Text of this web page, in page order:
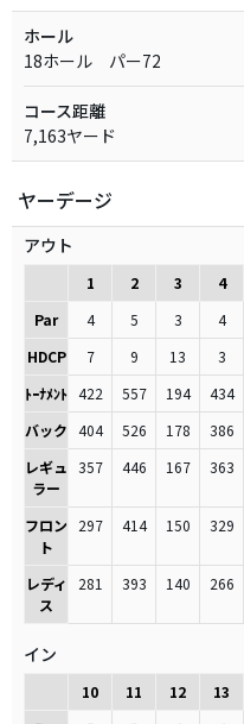
ホール
18ホール パー72
コース距離
7,163ヤード
ヤーデージ
アウト
1 2 3 4
Par
4 5 3 4
HDCP
7 9 13 3
ﾄｰﾅﾒﾝﾄ 422 557 194 434
バック 404 526 178 386
レギュ
ラー
357 446 167 363
フロン
ト
297 414 150 329
レディ
ス
281 393 140 266
イン
10 11 12 13